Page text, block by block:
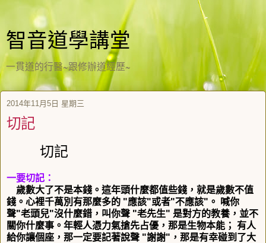
智音道學講堂
一貫道的行醫~跟修辦道經歷~
2014年11月5日 星期三
切記
切記
一要切記：
歲數大了不是本錢。這年頭什麼都值些錢，就是歲數不值
錢。 心裡千萬別有那麼多的 "應該"或者"不應該"。 喊你
聲"老頭兒"沒什麼錯，叫你聲 "老先生" 是對方的教養，並不
關你什麼事。 年輕人憑力氣搶先占優，那是生物本能； 有人
給你讓個座， 那一定要記著說聲 "謝謝"，那是有幸碰到了大